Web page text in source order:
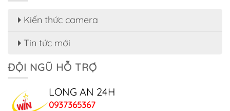
Kiến thức camera
Tin tức mới
ĐỘI NGŨ HỖ TRỢ
LONG AN 24H
0937365367